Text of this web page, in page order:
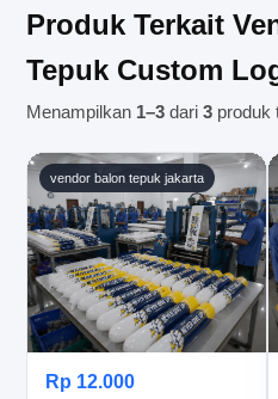
sesuai kebutuhan acara.
Produk Terkait
Tepuk Custom
Menampilkan 1–3 dari3 produk
vendor balon tepuk jakarta
Rp 12.000